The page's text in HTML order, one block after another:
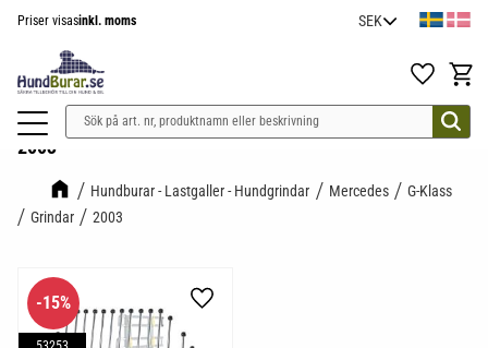
Priser visasinkl. moms
Favoriter
2003
Hundburar - Lastgaller - Hundgrindar Mercedes
G-Klass
Grindar
2003
15% Lägg till i favoriter